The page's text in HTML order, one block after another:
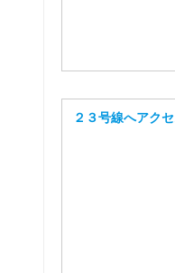
２３号線へアク